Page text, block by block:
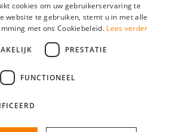
cookies om uw gebruikerservaring te
website te gebruiken, stemt u in met alle
met ons Cookiebeleid. Lees verder
PRESTATIE
FUNCTIONEEL